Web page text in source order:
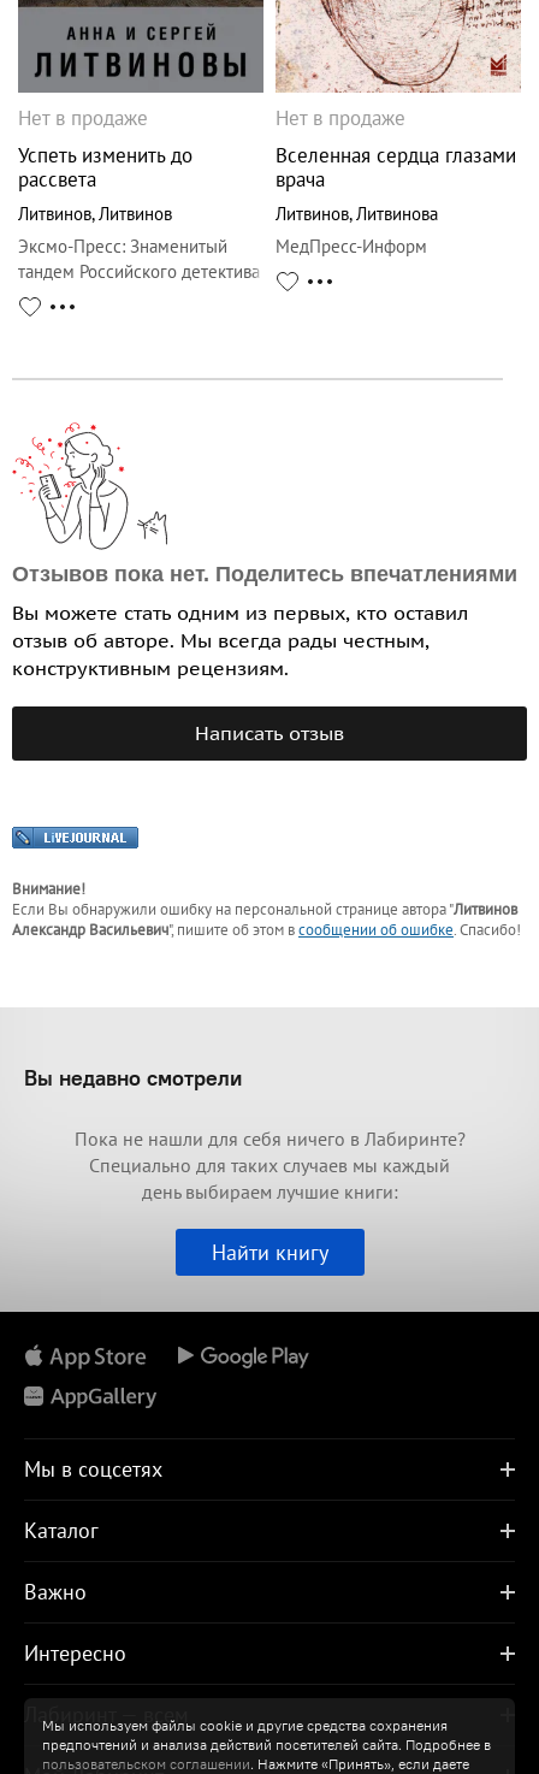
Нет в продаже
Успеть изменить до
рассвета
Литвинов,Литвинов
Эксмо-Пресс: Знаменитый
тандем Российского детектива
(обложка)
Нет в продаже
Вселенная сердца глазами
врача
Литвинов,Литвинова
МедПресс-Информ
Отзывов пока нет. Поделитесь впечатлениями
Вы можете стать одним из первых, кто оставил
отзыв об авторе. Мы всегда рады честным,
конструктивным рецензиям.
Написать отзыв
Внимание!
Если Вы обнаружили ошибку на персональной странице автора "Литвинов
Александр Васильевич", пишите об этом всообщении об ошибке. Спасибо!
Мы используем файлы cookie и другие средства сохранения
предпочтений и анализа действий посетителей сайта. Подробнее в
пользовательском соглашении. Нажмите «Принять», если даете
Вы недавно смотрели
Пока не нашли для себя ничего в Лабиринте?
Специально для таких случаев мы каждый
день выбираем лучшие книги:
Найти книгу
Мы в соцсетях
Каталог
Важно
Интересно
Лабиринт — всем